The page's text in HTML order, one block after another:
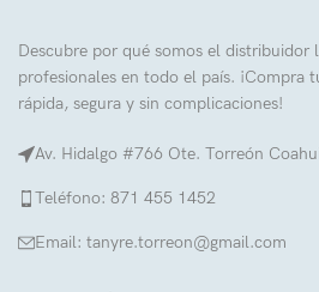
Descubre por qué somos el distribuidor
profesionales en todo el país. ¡Compra
rápida, segura y sin complicaciones!
Av. Hidalgo #766 Ote. Torreón
Teléfono: 871 455 1452
Email: tanyre.torreon@gmail.com